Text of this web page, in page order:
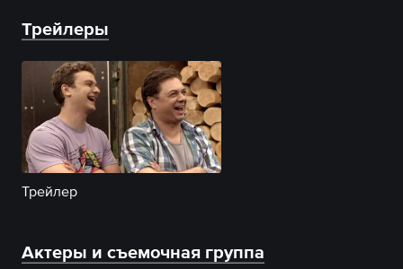
Трейлеры
Трейлер
Актеры и съемочная группа